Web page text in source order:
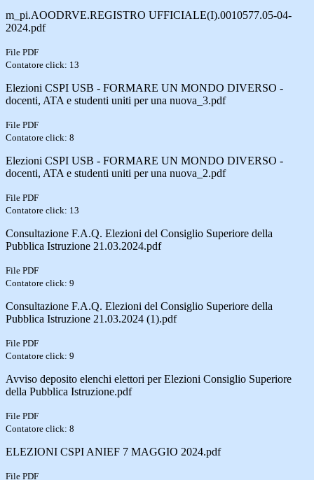
m_pi.AOODRVE.REGISTRO UFFICIALE(I).0010577.05-04-
2024.pdf
File PDF
Contatore click: 13
Elezioni CSPI USB - FORMARE UN MONDO DIVERSO -
docenti, ATA e studenti uniti per una nuova_3.pdf
File PDF
Contatore click: 8
Elezioni CSPI USB - FORMARE UN MONDO DIVERSO -
docenti, ATA e studenti uniti per una nuova_2.pdf
File PDF
Contatore click: 13
Consultazione F.A.Q. Elezioni del Consiglio Superiore della
Pubblica Istruzione 21.03.2024.pdf
File PDF
Contatore click: 9
Consultazione F.A.Q. Elezioni del Consiglio Superiore della
Pubblica Istruzione 21.03.2024 (1).pdf
File PDF
Contatore click: 9
Avviso deposito elenchi elettori per Elezioni Consiglio Superiore
della Pubblica Istruzione.pdf
File PDF
Contatore click: 8
ELEZIONI CSPI ANIEF 7 MAGGIO 2024.pdf
File PDF